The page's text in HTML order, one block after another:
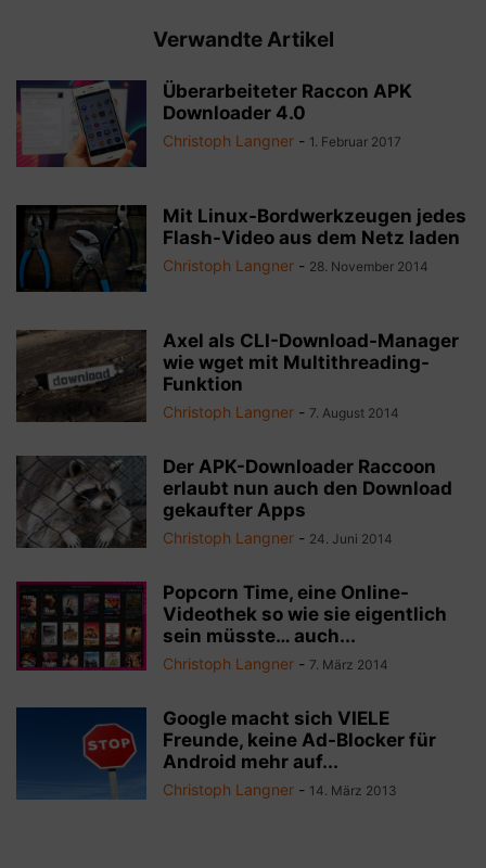
Verwandte Artikel
Überarbeiteter Raccon APK
Downloader 4.0
Christoph Langner - 1. Februar 2017
Mit Linux-Bordwerkzeugen jedes
Flash-Video aus dem Netz laden
Christoph Langner - 28. November 2014
Axel als CLI-Download-Manager
wie wget mit Multithreading-
Funktion
Christoph Langner - 7. August 2014
Der APK-Downloader Raccoon
erlaubt nun auch den Download
gekaufter Apps
Christoph Langner - 24. Juni 2014
Popcorn Time, eine Online-
Videothek so wie sie eigentlich
sein müsste… auch...
Christoph Langner - 7. März 2014
Google macht sich VIELE
Freunde, keine Ad-Blocker für
Android mehr auf...
Christoph Langner - 14. März 2013